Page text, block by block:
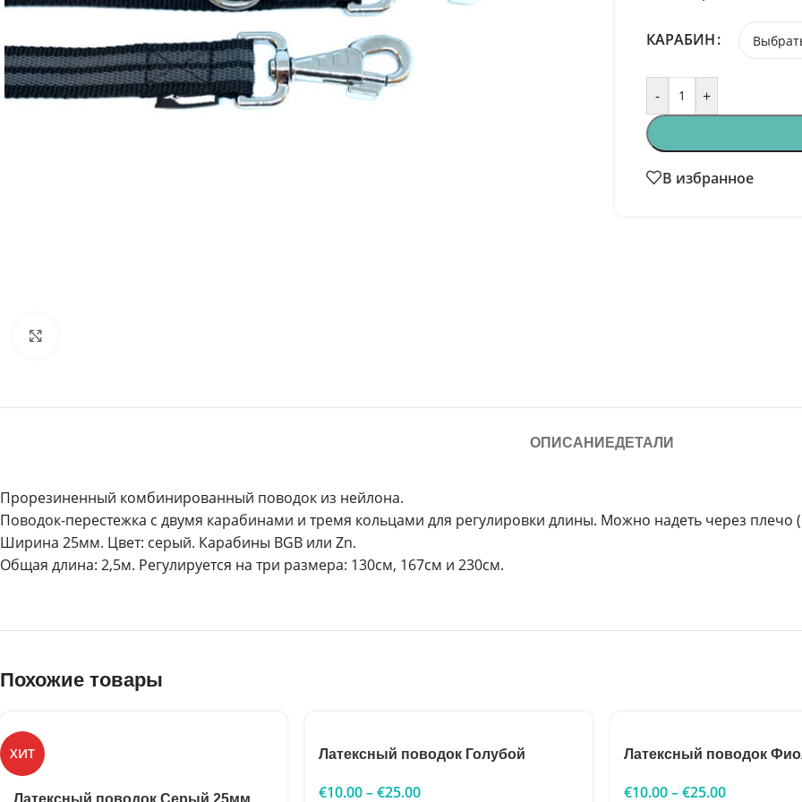
КАРАБИН
- +
В избранное
ОПИСАНИЕДЕТАЛИ
Прорезиненный комбинированный поводок из нейлона.
Поводок-перестежка с двумя карабинами и тремя кольцами для регулировки длины. Можно надеть через плечо
Ширина 25мм. Цвет: серый. Карабины BGB или Zn.
Общая длина: 2,5м. Регулируется на три размера: 130см, 167см и 230см.
Похожие товары
ХИТ Латексный поводок Голубой
€10.00–€25.00
Латексный поводок
€10.00–€25.00